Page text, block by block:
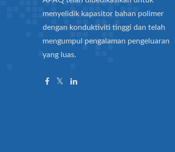
menyelidik kapasitor bahan polimer
dengan konduktiviti tinggi dan telah
mengumpul pengalaman pengeluaran
yang luas.